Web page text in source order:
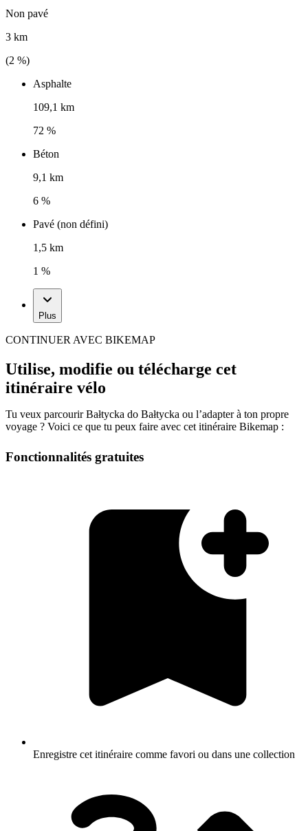
Non pavé
3 km
(2 %)
Asphalte
109,1 km
72 %
Béton
9,1 km
6 %
Pavé (non défini)
1,5 km
1 %
Plus
CONTINUER AVEC BIKEMAP
Utilise, modifie ou télécharge cet
itinéraire vélo
Tu veux parcourir Bałtycka do Bałtycka ou l’adapter à ton propre
voyage ? Voici ce que tu peux faire avec cet itinéraire Bikemap :
Fonctionnalités gratuites
Enregistre cet itinéraire comme favori ou dans une collection